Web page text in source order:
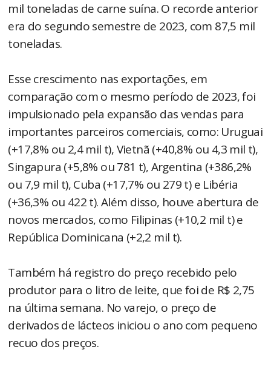
mil toneladas de carne suína. O recorde anterior
era do segundo semestre de 2023, com 87,5 mil
toneladas.
Esse crescimento nas exportações, em
comparação com o mesmo período de 2023, foi
impulsionado pela expansão das vendas para
importantes parceiros comerciais, como: Uruguai
(+17,8% ou 2,4 mil t), Vietnã (+40,8% ou 4,3 mil t),
Singapura (+5,8% ou 781 t), Argentina (+386,2%
ou 7,9 mil t), Cuba (+17,7% ou 279 t) e Libéria
(+36,3% ou 422 t). Além disso, houve abertura de
novos mercados, como Filipinas (+10,2 mil t) e
República Dominicana (+2,2 mil t).
Também há registro do preço recebido pelo
produtor para o litro de leite, que foi de R$ 2,75
na última semana. No varejo, o preço de
derivados de lácteos iniciou o ano com pequeno
recuo dos preços.